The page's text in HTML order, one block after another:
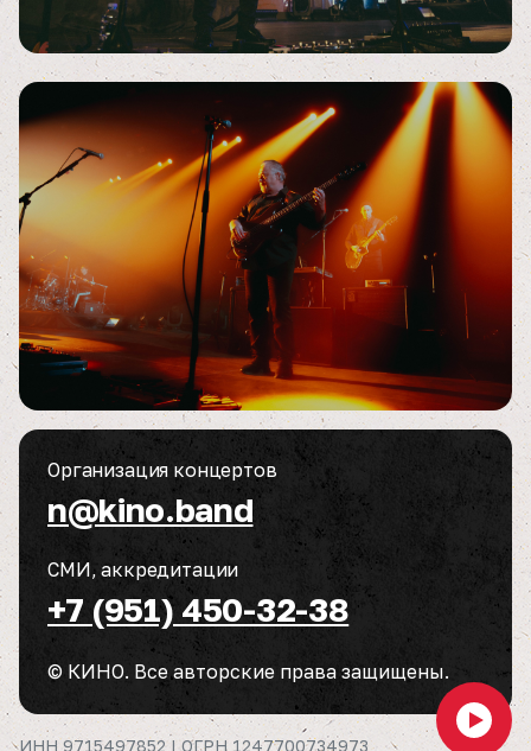
Организация концертов
n@kino.band
СМИ, аккредитации
+7 (951) 450-32-38
© КИНО. Все авторские права защищены.
ИНН 9715497852 | ОГРН 1247700734973